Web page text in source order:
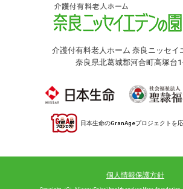
介護付有料老人ホーム 奈良ニッセイ
奈良県北葛城郡河合町高塚台
日本生命のGranAgeプロジェクトを
個人情報保護方針